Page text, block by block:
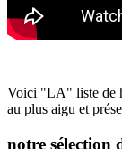
Voici "LA" liste de
au plus aigu et
notre sélection